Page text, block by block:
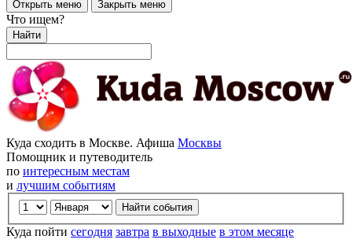
Открыть меню Закрыть меню
Что ищем?
Найти
Куда сходить в Москве. Афиша Москвы
Помощник и путеводитель
по интересным местам
и лучшим событиям
Куда пойти сегодня завтра в выходные в этом месяце